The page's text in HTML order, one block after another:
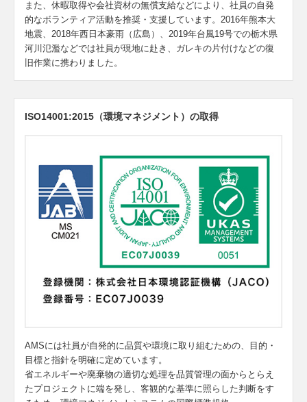
また、休暇取得や会社資材の無償支給などにより、社員の自発
的なボランティア活動を推奨・支援しています。2016年熊本大
地震、2018年西日本豪雨（広島）、2019年台風19号での栃木県
河川氾濫などでは社員が現地に赴き、ガレキの片付けなどの復
旧作業に携わりました。
ISO14001:2015（環境マネジメント）の取得
AMSには社員が自発的に品質や環境に取り組むための、目的・
目標と指針を明確に定めています。
省エネルギーや廃棄物の適切な処理を品質管理の面からとらえ
たプロジェクトに端を発し、客観的な基準に照らした判断をす